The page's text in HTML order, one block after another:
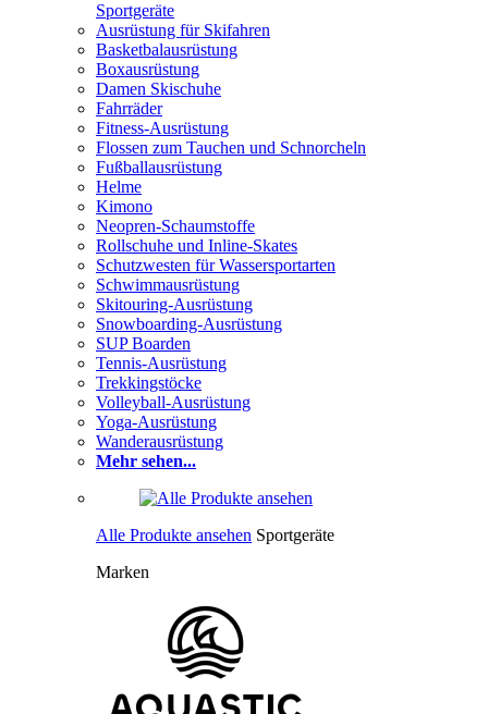
Sportgeräte
Ausrüstung für Skifahren
Basketbalausrüstung
Boxausrüstung
Damen Skischuhe
Fahrräder
Fitness-Ausrüstung
Flossen zum Tauchen und Schnorcheln
Fußballausrüstung
Helme
Kimono
Neopren-Schaumstoffe
Rollschuhe und Inline-Skates
Schutzwesten für Wassersportarten
Schwimmausrüstung
Skitouring-Ausrüstung
Snowboarding-Ausrüstung
SUP Boarden
Tennis-Ausrüstung
Trekkingstöcke
Volleyball-Ausrüstung
Yoga-Ausrüstung
Wanderausrüstung
Mehr sehen...
Alle Produkte ansehen Sportgeräte
Marken